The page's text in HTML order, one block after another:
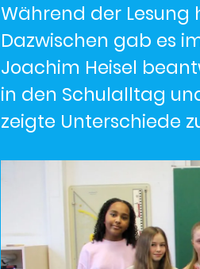
Während der Lesung
Dazwischen gab es
Joachim Heisel
in den Schulalltag
zeigte Unterschiede